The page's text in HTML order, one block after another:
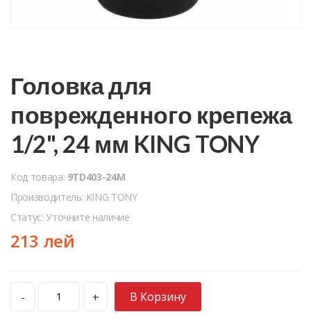
Головка для
поврежденного крепежа
1/2", 24 мм KING TONY
Код товара: 9TD403-24M
Производитель: KING TONY
Статус: Уточните наличие
213 лей
- + В Корзину